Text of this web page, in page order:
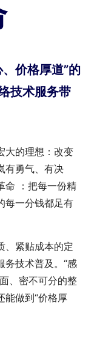
价格厚道”的
技术服务带
大的理想：改变
有勇气、有决
命 ：把每一份精
每一分钱都足有
、紧贴成本的定
务技术普及。“感
、密不可分的整
能做到“价格厚